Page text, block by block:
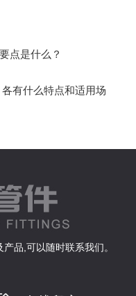
点是什么？
有什么特点和适用场
品,可以随时联系我们。